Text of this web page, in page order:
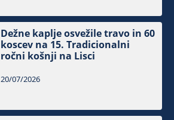
Dežne kaplje osvežile travo in 60
koscev na 15. Tradicionalni
ročni košnji na Lisci
20/07/2026